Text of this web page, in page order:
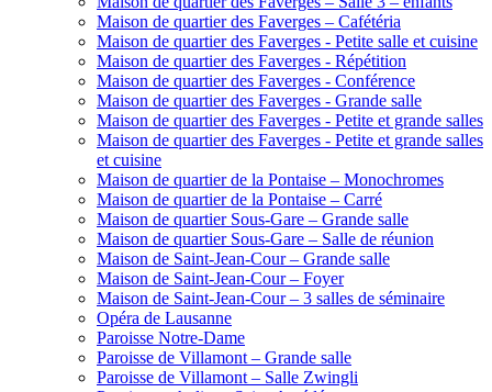
Maison de quartier des Faverges – Cafétéria
Maison de quartier des Faverges - Petite salle et cuisine
Maison de quartier des Faverges - Répétition
Maison de quartier des Faverges - Conférence
Maison de quartier des Faverges - Grande salle
Maison de quartier des Faverges - Petite et grande salles
Maison de quartier des Faverges - Petite et grande salles
et cuisine
Maison de quartier de la Pontaise – Monochromes
Maison de quartier de la Pontaise – Carré
Maison de quartier Sous-Gare – Grande salle
Maison de quartier Sous-Gare – Salle de réunion
Maison de Saint-Jean-Cour – Grande salle
Maison de Saint-Jean-Cour – Foyer
Maison de Saint-Jean-Cour – 3 salles de séminaire
Opéra de Lausanne
Paroisse Notre-Dame
Paroisse de Villamont – Grande salle
Paroisse de Villamont – Salle Zwingli